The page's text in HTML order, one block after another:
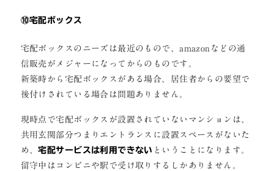
⑩宅配ボックス
宅配ボックスのニーズは最近のもので、amazonなどの通
信販売がメジャーになってからのものです。
新築時から宅配ボックスがある場合、居住者からの要望で
後付けされている場合は問題ありません。
現時点で宅配ボックスが設置されていないマンションは、
共用玄関部分つまりエントランスに設置スペースがないた
め、宅配サービスは利用できない ということになります。
留守中はコンビニや駅で受け取りするしかありません。